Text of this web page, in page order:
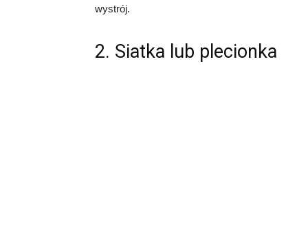
wystrój.
2. Siatka lub plecionka